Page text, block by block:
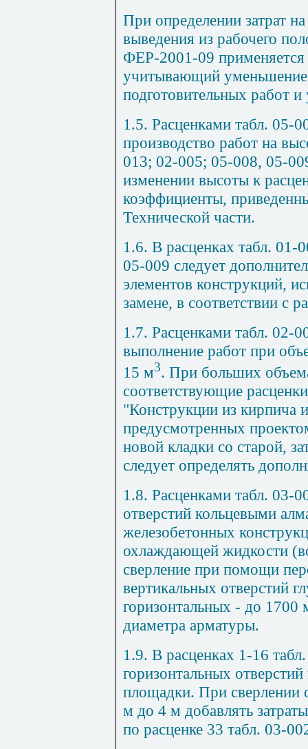
При определении затрат
выведения из рабочего
ФЕР-2001-09
учитывающий уменьшение
подготовительных работ
1.5. Расценками табл. 05-
производство работ на
013; 02-005; 05-008, 05-
изменении высоты к
коэффициенты,
Технической части.
1.6. В расценках табл. 01-
05-009 следует
элементов конструкций,
замене, в соответствии с
1.7. Расценками табл. 02-
выполнение работ при
15 м3. При больших
соответствующие
"Конструкции из кирпича
предусмотренных
новой кладки со старой,
следует определять
1.8. Расценками табл. 03-
отверстий кольцевыми
железобетонных
охлаждающей жидкости
сверление при помощи
вертикальных отверстий
горизонтальных - до 1700
диаметра арматуры.
1.9. В расценках 1-16
горизонтальных
площадки. При сверлении
м до 4 м добавлять
по расценке 33 табл. 03-